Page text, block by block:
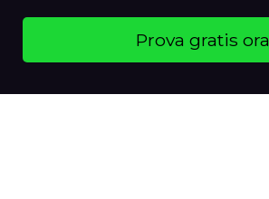
Prova gratis ora